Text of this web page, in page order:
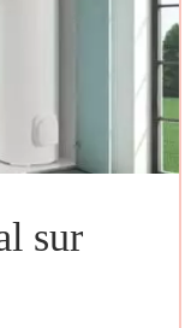
sur